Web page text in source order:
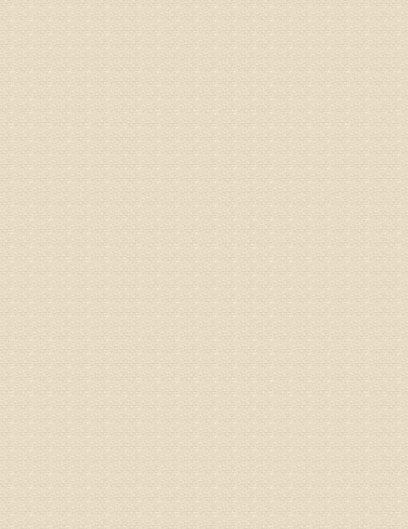
物灌注
由于你
姓名：
病情描
由于来
专家回
液，同
姓名：
病情描
的检查
济南杏
术，无
由于专